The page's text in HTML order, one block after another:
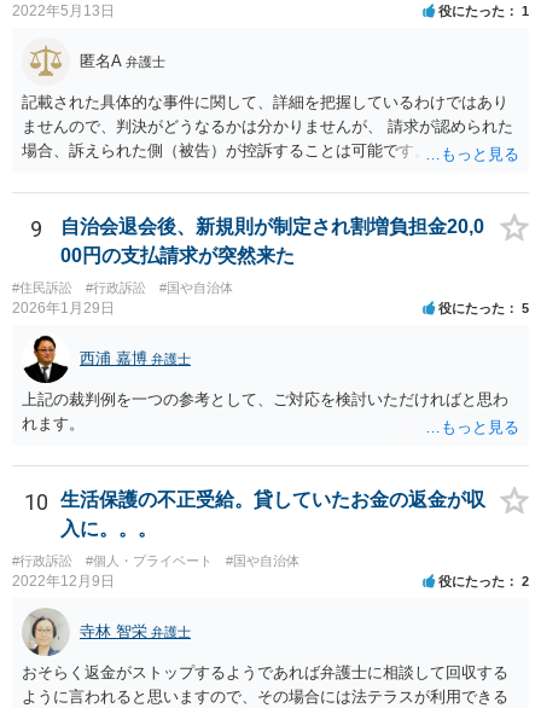
2022年5月13日 役にたった 1
匿名A 弁護士
記載された具体的な事件に関して、詳細を把握しているわけではあり
ませんので、判決がどうなるかは分かりませんが、 請求が認められた
場合、訴えられた側（被告）が控訴することは可能です。 控訴が認め
はできます。 実際に被告に資産がないとなれば、判決で請求が認めら
れたとしても、回収はできません。
9
自治会退会後、新規則が制定され割増負担金20,0
00円の支払請求が突然来た
#住民訴訟 #行政訴訟 #国や自治体
2026年1月29日 役にたった 5
西浦 嘉博 弁護士
上記の裁判例を一つの参考として、ご対応を検討いただければと思わ
れます。
10
生活保護の不正受給。貸していたお金の返金が収
入に。。。
#行政訴訟 #個人・プライベート #国や自治体
2022年12月9日 役にたった 2
寺林 智栄 弁護士
おそらく返金がストップするようであれば弁護士に相談して回収する
ように言われると思いますので、その場合には法テラスが利用できる